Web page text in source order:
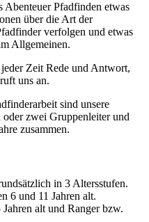
Abenteuer Pfadfinden etwas
über die Art der
verfolgen und etwas
Allgemeinen.
Zeit Rede und Antwort,
uns an.
sind unsere
zwei Gruppenleiter und
zusammen.
in 3 Altersstufen.
6 und 11 Jahren alt.
alt und Ranger bzw.